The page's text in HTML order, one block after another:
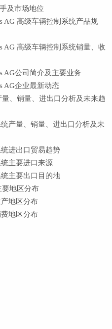
及市场地位
高级车辆控制系统产品规
高级车辆控制系统销量、收
公司简介及主要业务
企业最新动态
、销量、进出口分析及未来趋
产量、销量、进出口分析及未
进出口贸易趋势
主要进口来源
主要出口目的地
要地区分布
地区分布
地区分布